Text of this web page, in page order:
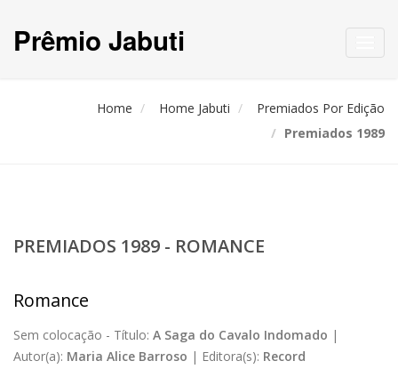
Prêmio Jabuti
Home Home Jabuti
Premiados Por Edição
Premiados 1989
PREMIADOS 1989 - ROMANCE
Romance
Sem colocação - Título: A Saga do Cavalo Indomado |
Autor(a): Maria Alice Barroso | Editora(s): Record